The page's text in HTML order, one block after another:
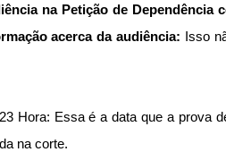
na Petição de Dependência
acerca da audiência: Isso
Hora: Essa é a data que a prova
na corte.